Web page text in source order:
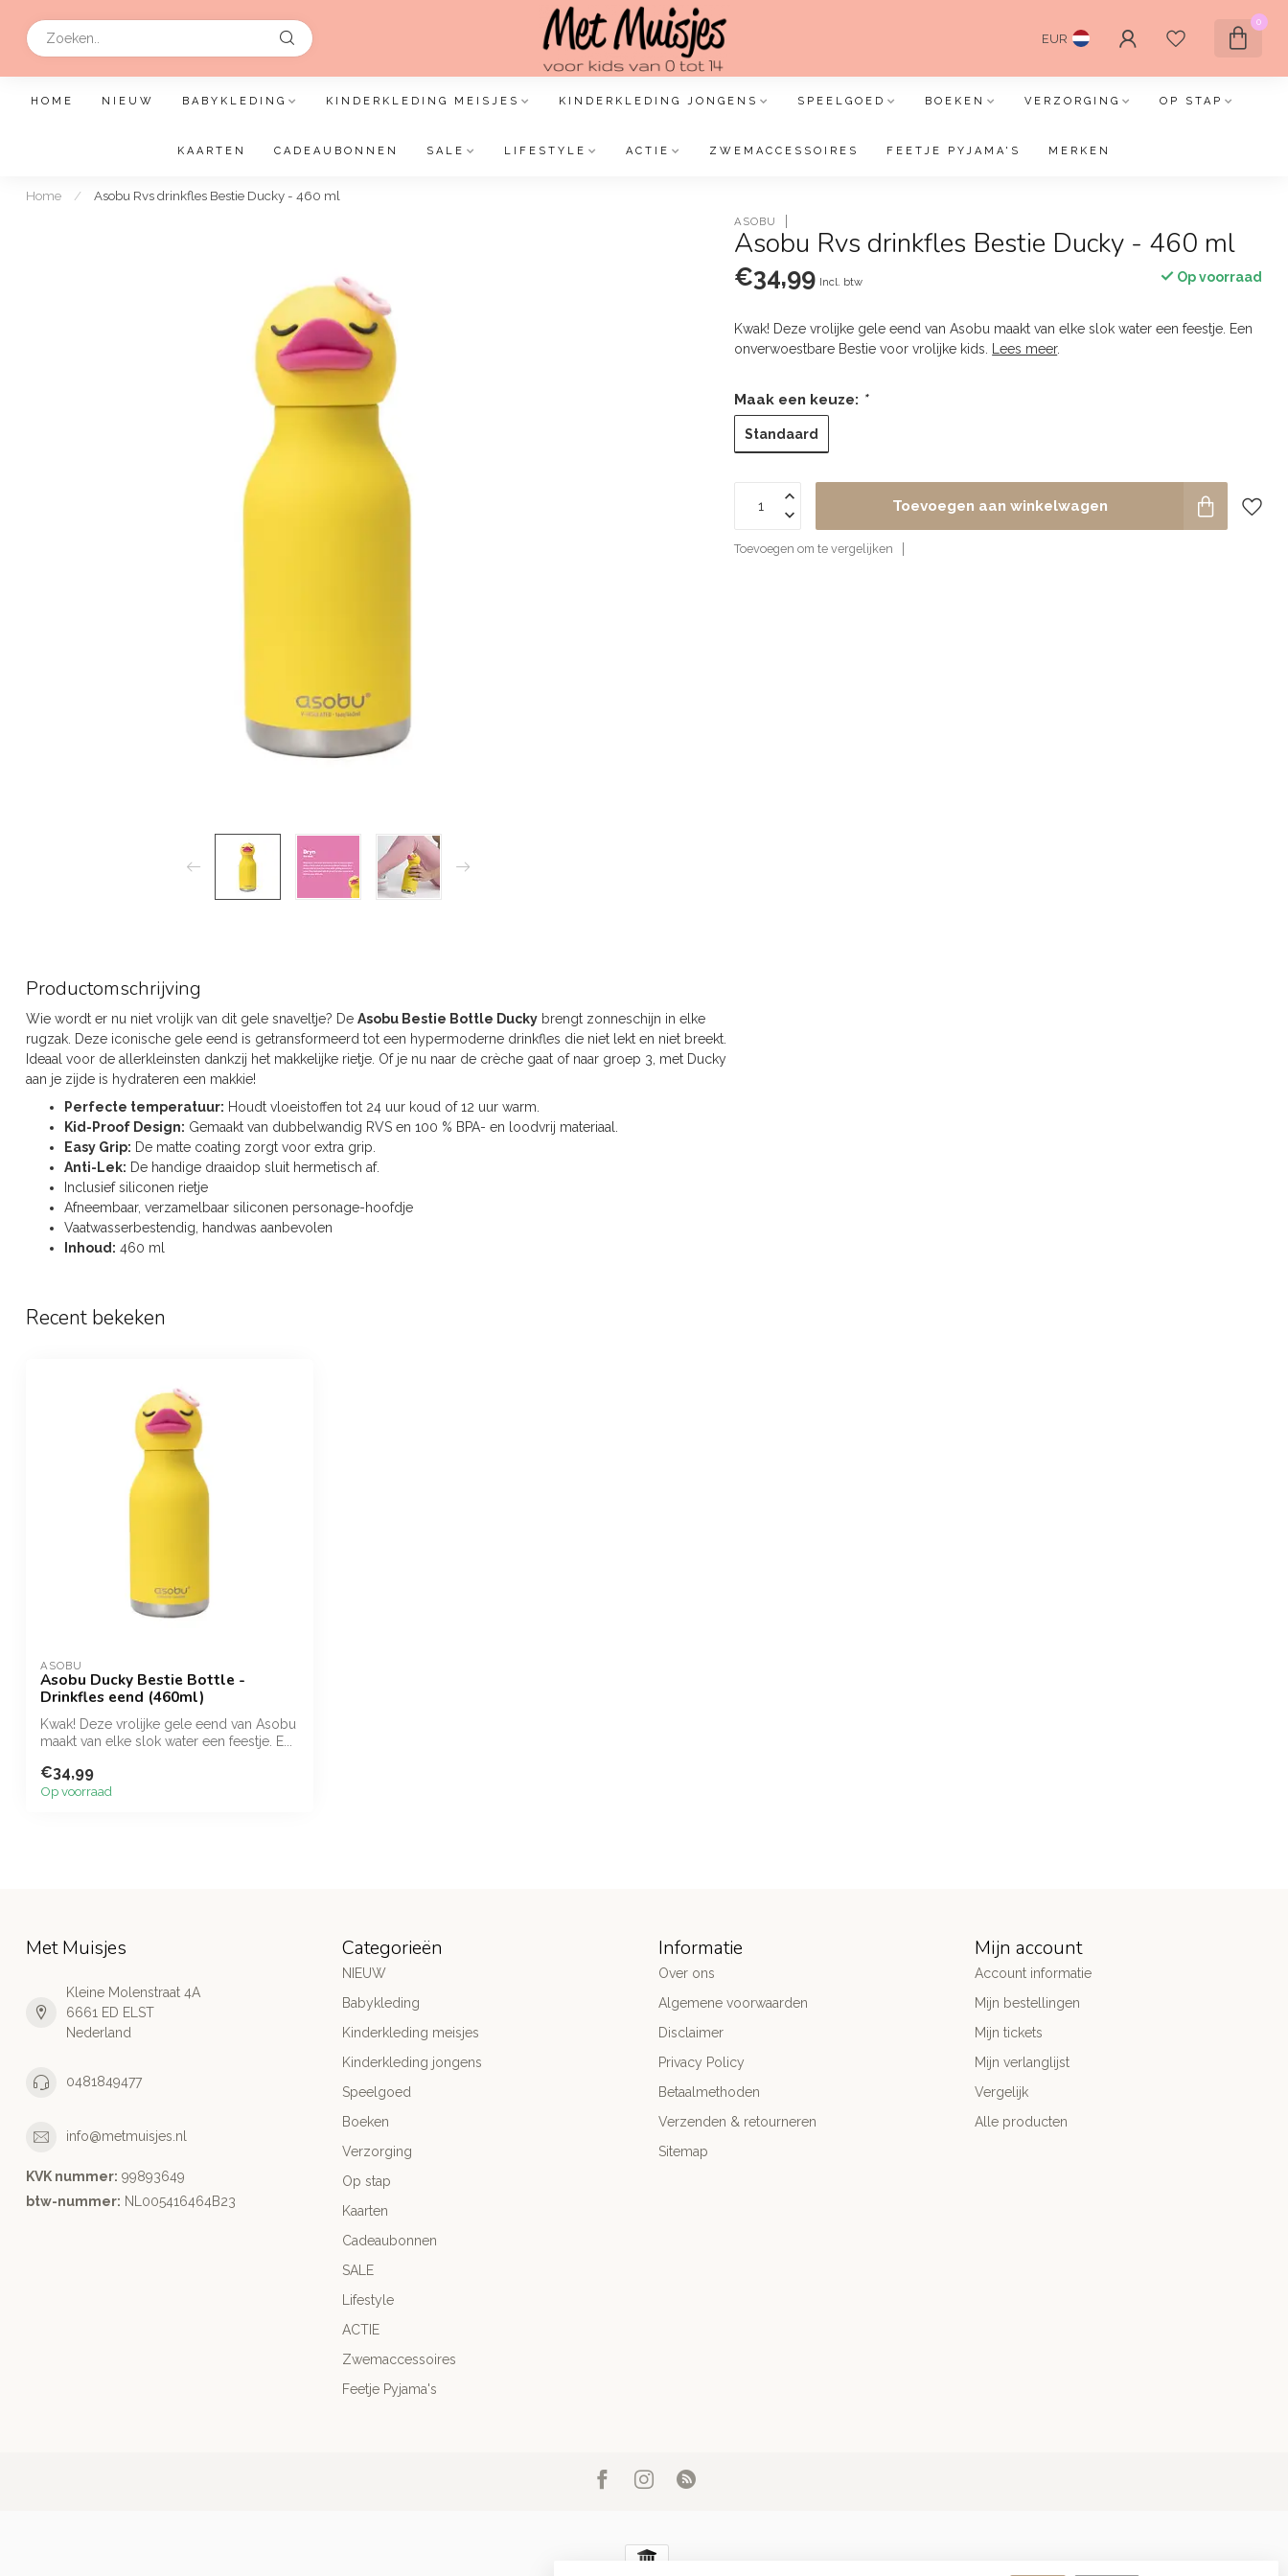
EUR
0
HOME NIEUW BABYKLEDING KINDERKLEDING MEISJES KINDERKLEDING JONGENS SPEELGOED BOEKEN VERZORGING OP STAP
KAARTEN CADEAUBONNEN SALE LIFESTYLE ACTIE ZWEMACCESSOIRES FEETJE PYJAMA'S MERKEN
Home / Asobu Rvs drinkfles Bestie Ducky - 460 ml
ASOBU
Asobu Rvs drinkfles Bestie Ducky - 460 ml
€34,99 Incl. btw Op voorraad
Kwak! Deze vrolijke gele eend van Asobu maakt van elke slok water een feestje. Een
onverwoestbare Bestie voor vrolijke kids.
Lees meer.
Maak een keuze: *
Standaard
Toevoegen aan winkelwagen
Toevoegen om te vergelijken
Productomschrijving
Wie wordt er nu niet vrolijk van dit gele snaveltje? De Asobu Bestie Bottle Ducky brengt zonneschijn in elke
rugzak. Deze iconische gele eend is getransformeerd tot een hypermoderne drinkfles die niet lekt en niet breekt.
Ideaal voor de allerkleinsten dankzij het makkelijke rietje. Of je nu naar de crèche gaat of naar groep 3, met Ducky
aan je zijde is hydrateren een makkie!
Perfecte temperatuur: Houdt vloeistoffen tot 24 uur koud of 12 uur warm.
Kid-Proof Design: Gemaakt van dubbelwandig RVS en 100 % BPA- en loodvrij materiaal.
Easy Grip: De matte coating zorgt voor extra grip.
Anti-Lek: De handige draaidop sluit hermetisch af.
Inclusief siliconen rietje
Afneembaar, verzamelbaar siliconen personage-hoofdje
Vaatwasserbestendig, handwas aanbevolen
Inhoud: 460 ml
Recent bekeken
ASOBU
Asobu Ducky Bestie Bottle -
Drinkfles eend (460ml)
Kwak! Deze vrolijke gele eend van Asobu
maakt van elke slok water een feestje. E...
€34,99
Op voorraad
Met Muisjes
Kleine Molenstraat 4A
6661 ED ELST
Nederland
0481849477
info@metmuisjes.nl
KVK nummer: 99893649
btw-nummer: NL005416464B23
Categorieën
NIEUW
Babykleding
Kinderkleding meisjes
Kinderkleding jongens
Speelgoed
Boeken
Verzorging
Op stap
Kaarten
Cadeaubonnen
SALE
Lifestyle
ACTIE
Zwemaccessoires
Feetje Pyjama's
Informatie
Over ons
Algemene voorwaarden
Disclaimer
Privacy Policy
Betaalmethoden
Verzenden & retourneren
Sitemap
Mijn account
Account informatie
Mijn bestellingen
Mijn tickets
Mijn verlanglijst
Vergelijk
Alle producten